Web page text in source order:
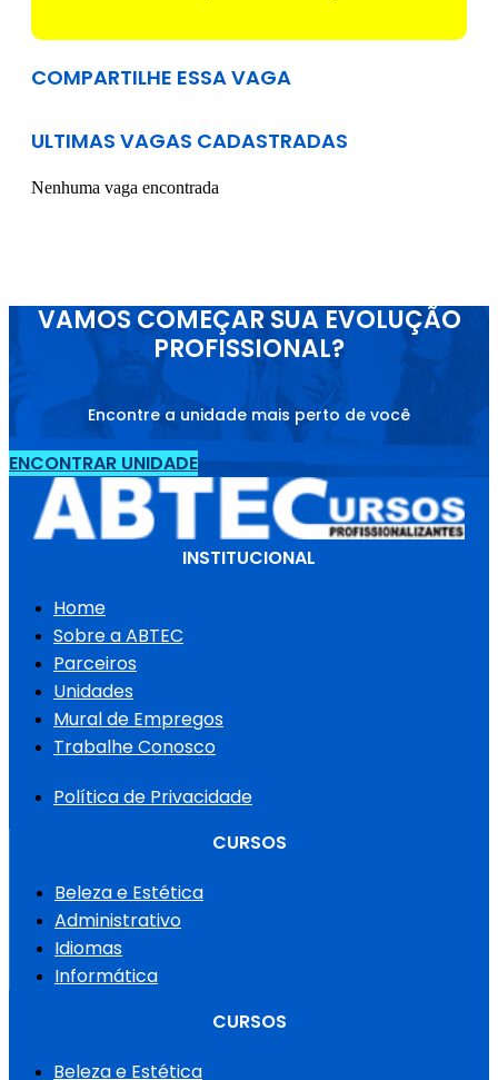
COMPARTILHE ESSA VAGA
ULTIMAS VAGAS CADASTRADAS
Nenhuma vaga encontrada
VAMOS COMEÇAR SUA EVOLUÇÃO
PROFISSIONAL?
Encontre a unidade mais perto de você
ENCONTRAR UNIDADE
INSTITUCIONAL
Home
Sobre a ABTEC
Parceiros
Unidades
Mural de Empregos
Trabalhe Conosco
Política de Privacidade
CURSOS
Beleza e Estética
Administrativo
Idiomas
Informática
CURSOS
Beleza e Estética